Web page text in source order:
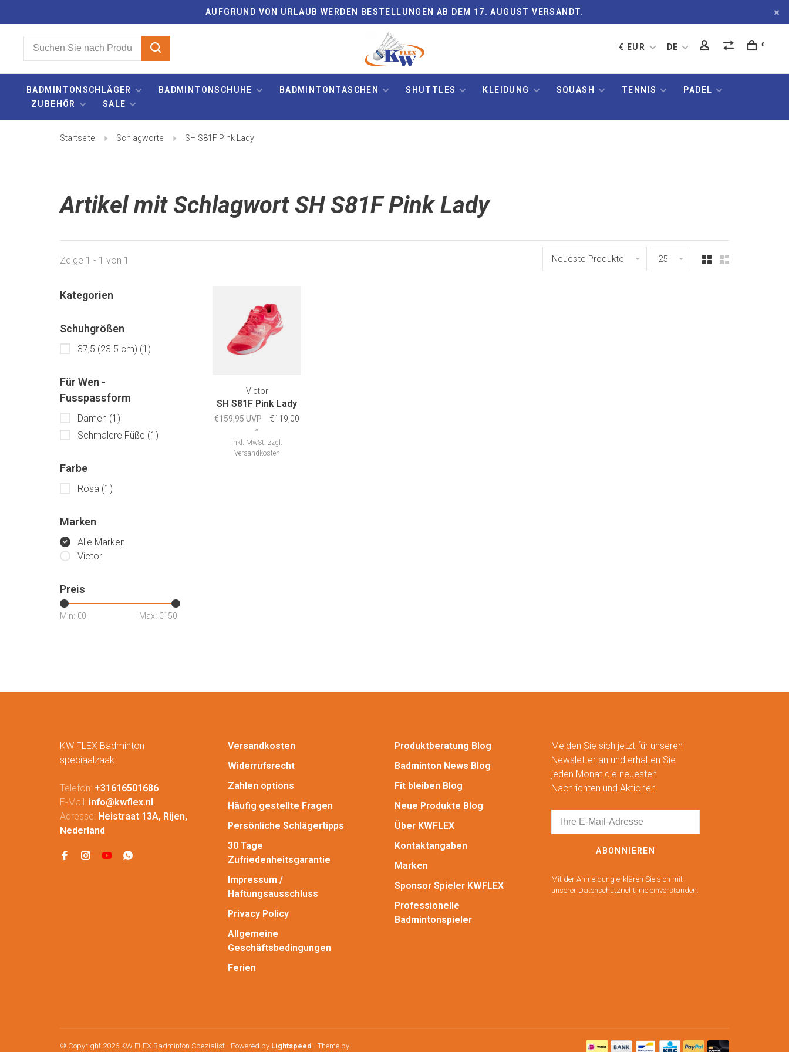
AUFGRUND VON URLAUB WERDEN BESTELLUNGEN AB DEM 17. AUGUST VERSANDT.
€ EUR DE 0
BADMINTONSCHLÄGER BADMINTONSCHUHE BADMINTONTASCHEN SHUTTLES KLEIDUNG SQUASH TENNIS
PADEL
ZUBEHÖR
SALE
Startseite Schlagworte SH S81F Pink Lady
Artikel mit Schlagwort SH S81F Pink Lady
Zeige 1 - 1 von 1 Neueste Produkte 25
Kategorien
Schuhgrößen
37,5 (23.5 cm) (1)
Für Wen -
Fusspassform
Damen (1)
Schmalere Füße (1)
Farbe
Rosa (1)
Marken
Alle Marken
Victor
Preis
Min: €0 Max: €150
Victor
SH S81F Pink Lady
€159,95 UVP
€119,00
*
Inkl. MwSt. zzgl.
Versandkosten
KW FLEX Badminton
speciaalzaak
Telefon: +31616501686
E-Mail: info@kwflex.nl
Adresse: Heistraat 13A, Rijen,
Nederland
Versandkosten
Widerrufsrecht
Zahlen options
Häufig gestellte Fragen
Persönliche Schlägertipps
30 Tage
Zufriedenheitsgarantie
Impressum /
Haftungsausschluss
Privacy Policy
Allgemeine
Geschäftsbedingungen
Ferien
Produktberatung Blog
Badminton News Blog
Fit bleiben Blog
Neue Produkte Blog
Über KWFLEX
Kontaktangaben
Marken
Sponsor Spieler KWFLEX
Professionelle
Badmintonspieler
Melden Sie sich jetzt für unseren
Newsletter an und erhalten Sie
jeden Monat die neuesten
Nachrichten und Aktionen.
ABONNIEREN
Mit der Anmeldung erklären Sie sich mit
unserer Datenschutzrichtlinie einverstanden.
© Copyright 2026 KW FLEX Badminton Spezialist - Powered by Lightspeed - Theme by